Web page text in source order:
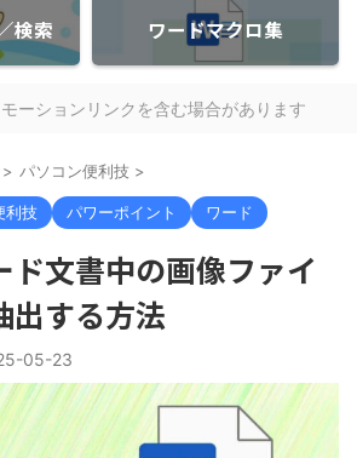
検索 ワードマクロ集
ーションリンクを含む場合があります
> パソコン便利技 >
利技 パワーポイント ワード
ド文書中の画像ファイ
出する方法
05-23